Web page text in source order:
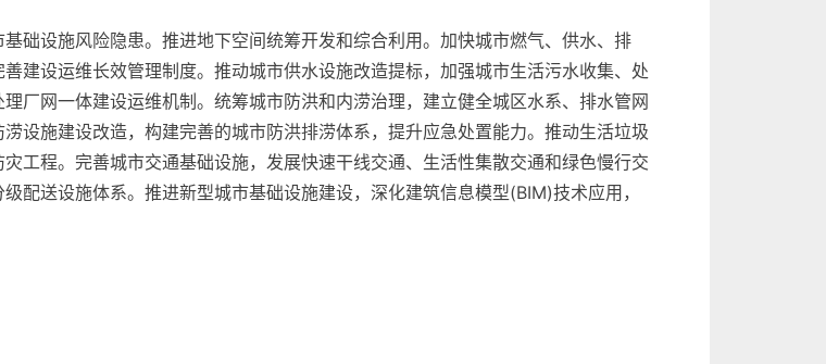
础设施风险隐患。推进地下空间统筹开发和综合利用。加快城市燃气、供水、排
建设运维长效管理制度。推动城市供水设施改造提标，加强城市生活污水收集、处
厂网一体建设运维机制。统筹城市防洪和内涝治理，建立健全城区水系、排水管网
设施建设改造，构建完善的城市防洪排涝体系，提升应急处置能力。推动生活垃圾
工程。完善城市交通基础设施，发展快速干线交通、生活性集散交通和绿色慢行交
配送设施体系。推进新型城市基础设施建设，深化建筑信息模型(BIM)技术应用，